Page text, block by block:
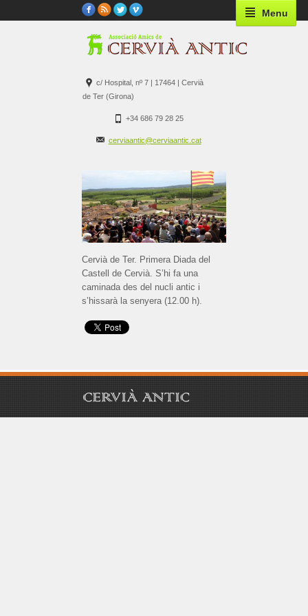
Menu
c/ Hospital, nº 7 | 17464 | Cervià
de Ter (Girona)
+34 686 79 28 25
cerviaantic@cerviaantic.cat
Cervià de Ter. Primera Diada del
Castell de Cervià. S’hi fa una
caminada des del nucli antic i
s’hissarà la senyera (12.00 h).